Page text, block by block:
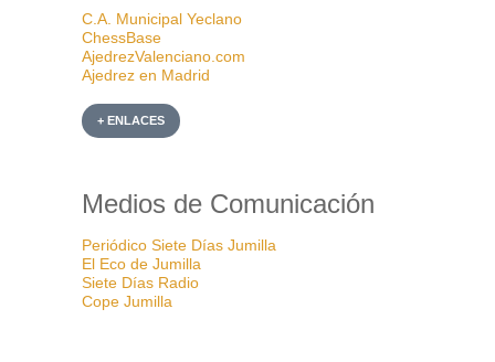
C.A. Municipal Yeclano
ChessBase
AjedrezValenciano.com
Ajedrez en Madrid
+ ENLACES
Medios de Comunicación
Periódico Siete Días Jumilla
El Eco de Jumilla
Siete Días Radio
Cope Jumilla